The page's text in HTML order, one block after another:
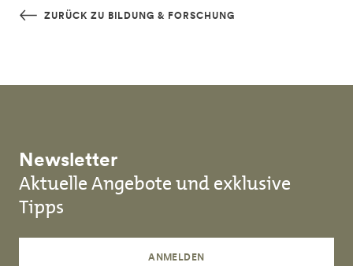
Skip to main content
ZURÜCK ZU BILDUNG & FORSCHUNG
Newsletter
Aktuelle Angebote und exklusive
Tipps
ANMELDEN